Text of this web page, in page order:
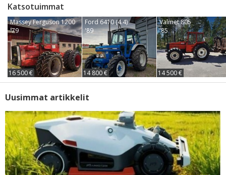
Katsotuimmat
Massey Ferguson 1200
'79
16 500 €
Ford 6410 (4.4)
'89
14 800 €
Valmet 805
'85
14 500 €
Uusimmat artikkelit